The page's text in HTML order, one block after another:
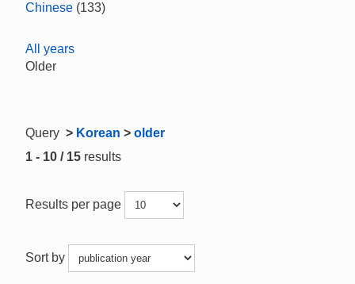
Chinese (133)
All years
Older
Query > Korean > older
1 - 10 / 15 results
Results per page
Sort by